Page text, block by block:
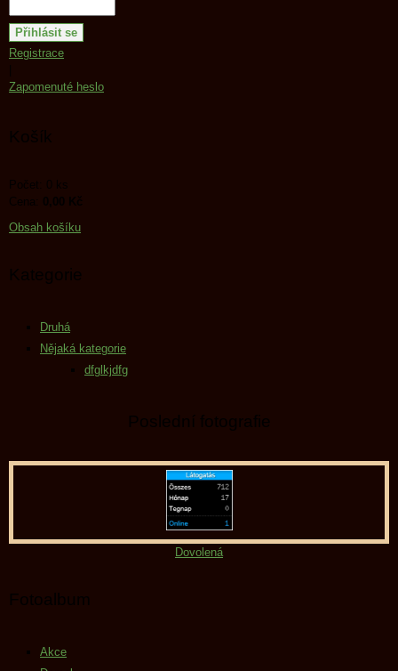
Registrace
Zapomenuté heslo
Košík
Počet: 0 ks
Cena:
0,00 Kč
Obsah košíku
Kategorie
Druhá
Nějaká kategorie
dfglkjdfg
Poslední fotografie
Dovolená
Fotoalbum
Akce